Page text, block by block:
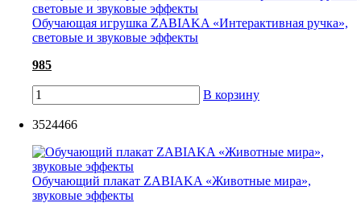
Обучающая игрушка ZABIAKA «Интерактивная ручка»,
световые и звуковые эффекты
985
В корзину
3524466
Обучающий плакат ZABIAKA «Животные мира»,
звуковые эффекты